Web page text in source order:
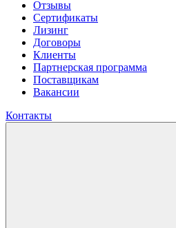
Отзывы
Сертификаты
Лизинг
Договоры
Клиенты
Партнерская программа
Поставщикам
Вакансии
Контакты